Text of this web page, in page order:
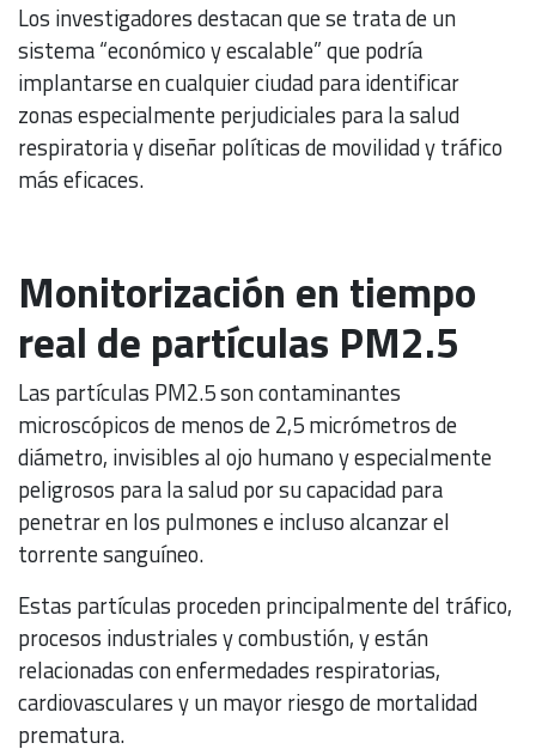
Los investigadores destacan que se trata de un
sistema “económico y escalable” que podría
implantarse en cualquier ciudad para identificar
zonas especialmente perjudiciales para la salud
respiratoria y diseñar políticas de movilidad y tráfico
más eficaces.
Monitorización en tiempo
real de partículas PM2.5
Las partículas PM2.5 son contaminantes
microscópicos de menos de 2,5 micrómetros de
diámetro, invisibles al ojo humano y especialmente
peligrosos para la salud por su capacidad para
penetrar en los pulmones e incluso alcanzar el
torrente sanguíneo.
Estas partículas proceden principalmente del tráfico,
procesos industriales y combustión, y están
relacionadas con enfermedades respiratorias,
cardiovasculares y un mayor riesgo de mortalidad
prematura.